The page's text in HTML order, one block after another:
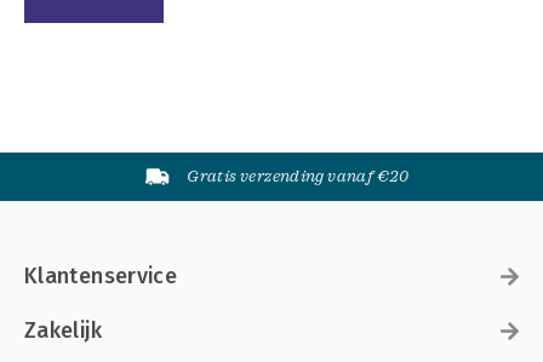
Gratis verzending vanaf €20
Klantenservice
Zakelijk